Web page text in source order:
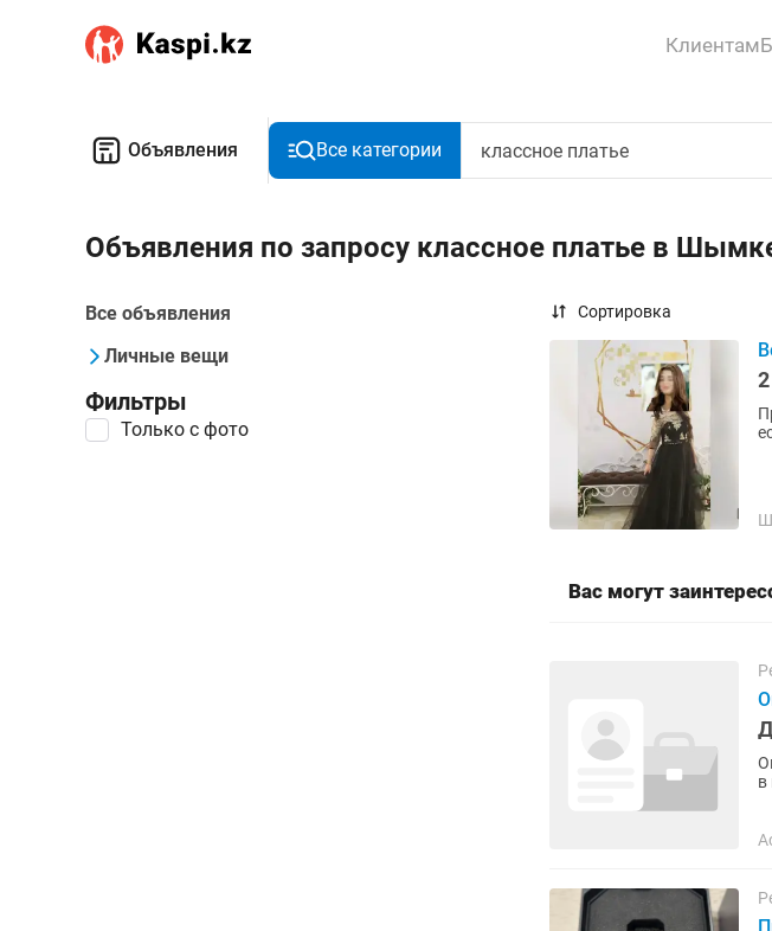
Клиентам
Объявления Все категории
Объявления по запросу классное платье в
Все объявления
Личные вещи
Фильтры
Только с фото
Сортировка
Вас могут
в